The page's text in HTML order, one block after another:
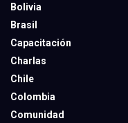
Bolivia
Brasil
Capacitación
Charlas
Chile
Colombia
Comunidad